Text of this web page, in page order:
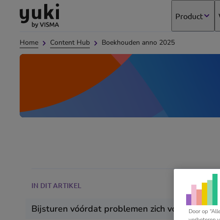
Direct
content
Direct
footer
Ga
naar
homepage
Product
Home Content Hub Boekhouden anno 2025
IN DIT ARTIKEL
Bijsturen vóórdat problemen zich voordoen
Door op